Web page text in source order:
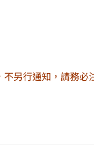
另行通知，請務